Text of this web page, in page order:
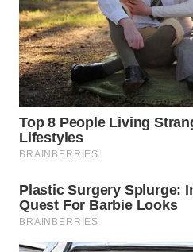
WN DELI
SERDANG
WN
TEBING
TINGGI
WN
WN